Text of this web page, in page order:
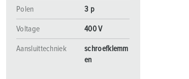
Polen 3 p
Voltage 400 V
Aansluittechniek
schroefklemm
en